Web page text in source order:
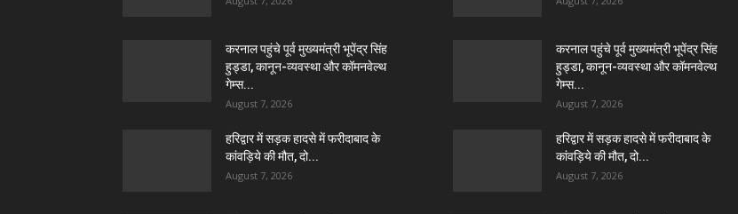
करनाल पहुंचे पूर्व मुख्यमंत्री भूपेंद्र सिंह
हुड्डा, कानून-व्यवस्था और कॉमनवेल्थ
गेम्स...
August 7, 2026
हरिद्वार में सड़क हादसे में फरीदाबाद के
कांवड़िये की मौत, दो...
August 7, 2026
करनाल पहुंचे पूर्व मुख्यमंत्री भूपेंद्र सिंह
हुड्डा, कानून-व्यवस्था और कॉमनवेल्थ
गेम्स...
August 7, 2026
हरिद्वार में सड़क हादसे में फरीदाबाद के
कांवड़िये की मौत, दो...
August 7, 2026